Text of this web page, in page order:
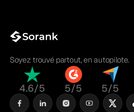
Soyez trouvé partout, en autopilote.
4.6/5 5/5 5/5